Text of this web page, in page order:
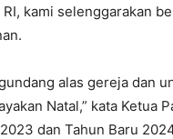
RI, kami selenggarakan
alas gereja dan
Natal,” kata Ketua
dan Tahun Baru